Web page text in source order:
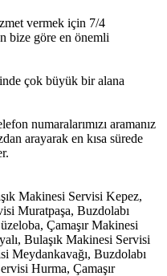
vermek için 7/4
bize göre en önemli
çok büyük bir alana
numaralarımızı aramanız
arayarak en kısa sürede
Makinesi Servisi Kepez,
Muratpaşa, Buzdolabı
Çamaşır Makinesi
Bulaşık Makinesi Servisi
Meydankavağı, Buzdolabı
Hurma, Çamaşır